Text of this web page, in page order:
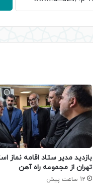
بازدید مدیر ستاد اقامه نماز
تهران از مجموعه راه آهن
12 ساعت پیش